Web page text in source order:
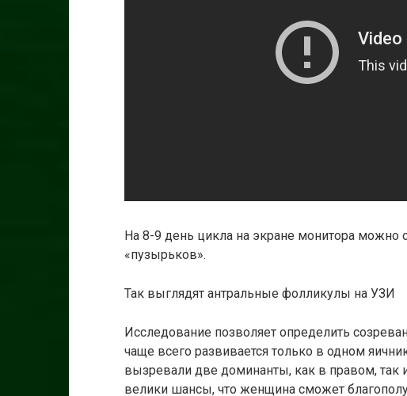
На 8-9 день цикла на экране монитора можно
«пузырьков».
Так выглядят антральные фолликулы на УЗИ
Исследование позволяет определить
чаще всего развивается только в одном
вызревали две доминанты, как в правом, так
велики шансы, что женщина сможет